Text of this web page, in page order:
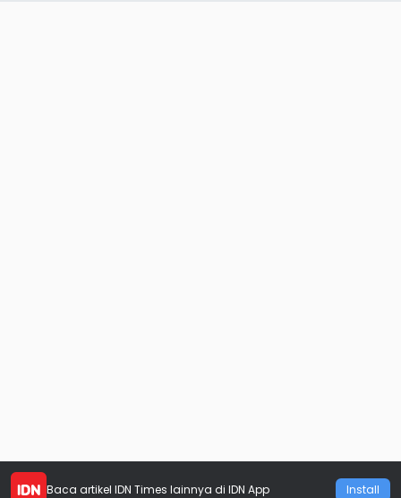
Baca artikel IDN Times lainnya di IDN App Install